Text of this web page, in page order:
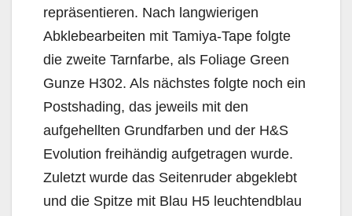
repräsentieren. Nach langwierigen
Abklebearbeiten mit Tamiya-Tape folgte
die zweite Tarnfarbe, als Foliage Green
Gunze H302. Als nächstes folgte noch ein
Postshading, das jeweils mit den
aufgehellten Grundfarben und der H&S
Evolution freihändig aufgetragen wurde.
Zuletzt wurde das Seitenruder abgeklebt
und die Spitze mit Blau H5 leuchtendblau